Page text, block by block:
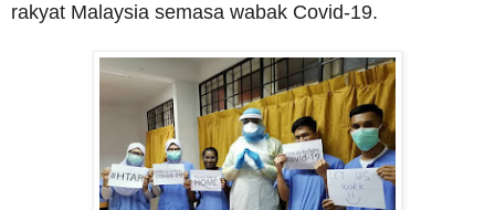
rakyat Malaysia semasa wabak Covid-19.